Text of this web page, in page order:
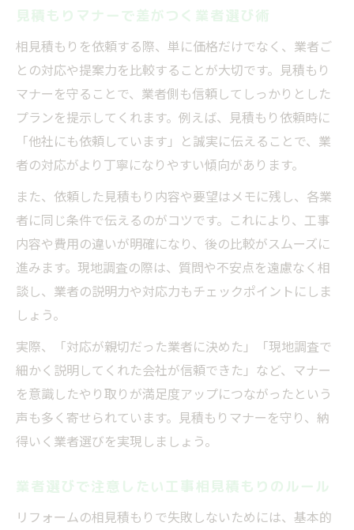
見積もりマナーで差がつく業者選び術
相見積もりを依頼する際、単に価格だけでなく、業者ご
との対応や提案力を比較することが大切です。見積もり
マナーを守ることで、業者側も信頼してしっかりとした
プランを提示してくれます。例えば、見積もり依頼時に
「他社にも依頼しています」と誠実に伝えることで、業
者の対応がより丁寧になりやすい傾向があります。
また、依頼した見積もり内容や要望はメモに残し、各業
者に同じ条件で伝えるのがコツです。これにより、工事
内容や費用の違いが明確になり、後の比較がスムーズに
進みます。現地調査の際は、質問や不安点を遠慮なく相
談し、業者の説明力や対応力もチェックポイントにしま
しょう。
実際、「対応が親切だった業者に決めた」「現地調査で
細かく説明してくれた会社が信頼できた」など、マナー
を意識したやり取りが満足度アップにつながったという
声も多く寄せられています。見積もりマナーを守り、納
得いく業者選びを実現しましょう。
業者選びで注意したい工事相見積もりのルール
リフォームの相見積もりで失敗しないためには、基本的